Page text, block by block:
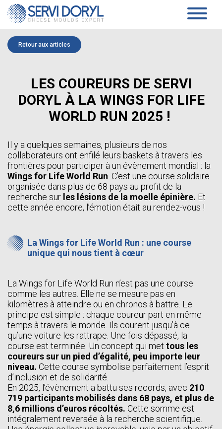
PRODUITS
PÂTE PRESSÉE
MOULES ET PLAQUES D’ACIDIFICATION
FICHES TECHNIQUES PÂTE PRESSÉE
PÂTE MOLLE
BASSINES DE COAGULATION
BLOCS-MOULES ET BLOCS-REHAUSSES
STORES D’ÉGOUTTAGE
PRODUITS SPÉCIFIQUES
FICHES TECHNIQUES PÂTE MOLLE
AFFINAGE
CONCEPT SANAIR
PIEDS DE BASE & PIEDS PLASTIQUES ET CLAIES
CHARIOTS
FICHES TECHNIQUES AFFINAGE
SOCIÉTÉ
PRÉSENTATION
HISTORIQUE
ENGAGEMENTS
ACTUALITÉS
LIVRES BLANCS
CONTACT
FR
FR
EN
Retour aux articles
LES COUREURS DE SERVI
DORYL À LA WINGS FOR LIFE
WORLD RUN 2025 !
Il y a quelques semaines, plusieurs de nos
collaborateurs ont enfilé leurs baskets à travers les
frontières pour participer à un évènement mondial : la
Wings for Life World Run . C’est une course solidaire
organisée dans plus de 68 pays au profit de la
recherche sur les lésions de la moelle épinière. Et
cette année encore, l’émotion était au rendez-vous !
La Wings for Life World Run : une course
unique qui nous tient à cœur
La Wings for Life World Run n’est pas une course
comme les autres. Elle ne se mesure pas en
kilomètres à atteindre ou en chronos à battre. Le
principe est simple : chaque coureur part en même
temps à travers le monde. Ils courent jusqu’à ce
qu’une voiture les rattrape. Une fois dépassé, la
course est terminée. Un concept qui met tous les
coureurs sur un pied d’égalité, peu importe leur
niveau. Cette course symbolise parfaitement l’esprit
d’inclusion et de solidarité.
En 2025, l’évènement a battu ses records, avec 210
719 participants mobilisés dans 68 pays, et plus de
8,6 millions d’euros récoltés. Cette somme est
intégralement reversée à la recherche scientifique.
Panneau de gestion des cookies